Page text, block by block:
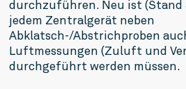
durchzuführen. Neu ist (Stand
jedem Zentralgerät neben
Abklatsch-/Abstrichproben
Luftmessungen (Zuluft und
durchgeführt werden müssen.